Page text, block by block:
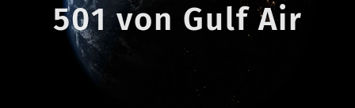
501 von Gulf Air